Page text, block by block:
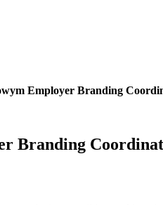
Employer Branding
Branding